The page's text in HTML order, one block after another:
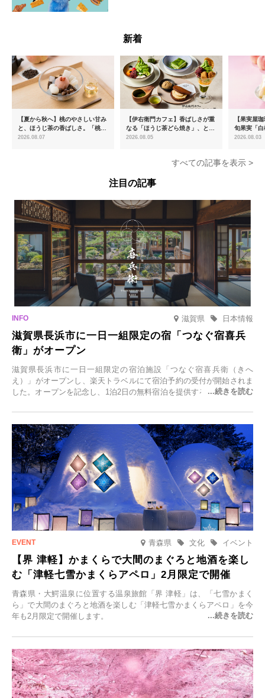
新着
【夏から秋へ】桃のやさしい甘み
と、ほうじ茶の香ばしさ。「桃と
ほうじ茶のあんみつ」を8月中旬
2026.08.07
【伊右衛門カフェ】香ばしさが重
なる「ほうじ茶どら焼き」、とろ
ける「宇治抹茶ティラミス」が新
2026.08.05
【果実屋
旬果実「
限定販売
2026.08.03
すべての記事を表示 >
注目の記事
滋賀県 日本情報
滋賀県長浜市に一日一組限定の宿「つなぐ宿喜兵
衛」がオープン
滋賀県長浜市に一日一組限定の宿泊施設「つなぐ宿喜兵衛（きへ
え）」がオープンし、楽天トラベルにて宿泊予約の受付が開始されま
した。オープンを記念し、1泊2日の無料宿泊を提供するキャンペーン
一組限定の宿だからこそ叶う、大切な人との特別な時間を体験いただ
けます。
青森県 イベント
文化
【界 津軽】かまくらで大間のまぐろと地酒を楽し
む「津軽七雪かまくらアペロ」2月限定で開催
青森県・大鰐温泉に位置する温泉旅館「界 津軽」は、「七雪かまく
ら」で大間のまぐろと地酒を楽しむ「津軽七雪かまくらアペロ」を今
年も2月限定で開催します。